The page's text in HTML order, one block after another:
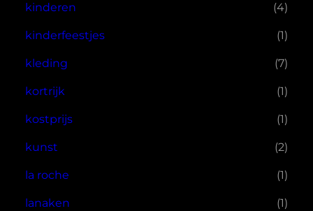
kinderen (4)
kinderfeestjes (1)
kleding (7)
kortrijk (1)
kostprijs (1)
kunst (2)
la roche (1)
lanaken (1)